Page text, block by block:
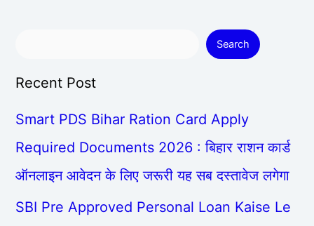
Search
Recent Post
Smart PDS Bihar Ration Card Apply
Required Documents 2026 : बिहार राशन कार्ड
ऑनलाइन आवेदन के लिए जरूरी यह सब दस्तावेज लगेगा
SBI Pre Approved Personal Loan Kaise Le